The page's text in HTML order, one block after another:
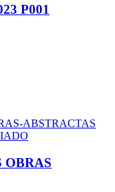
P001
OBRAS